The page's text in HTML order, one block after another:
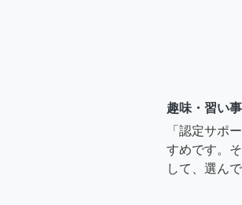
趣味・習い
「認定サポ
すめです。
して、選ん